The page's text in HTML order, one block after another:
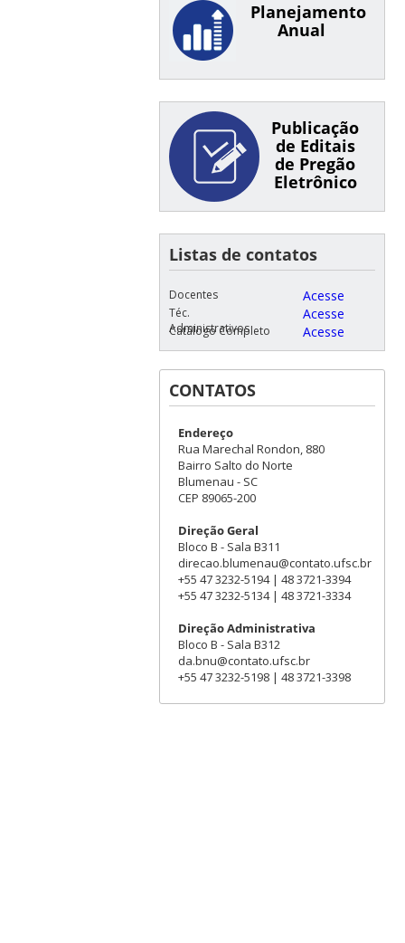
Planejamento
Anual
Publicação
de Editais
de Pregão
Eletrônico
Listas de contatos
Docentes Acesse
Téc.
Administrativos
Acesse
Catálogo Completo Acesse
CONTATOS
Endereço
Rua Marechal Rondon, 880
Bairro Salto do Norte
Blumenau - SC
CEP 89065-200
Direção Geral
Bloco B - Sala B311
direcao.blumenau@contato.ufsc.br
+55 47 3232-5194 | 48 3721-3394
+55 47 3232-5134 | 48 3721-3334
Direção Administrativa
Bloco B - Sala B312
da.bnu@contato.ufsc.br
+55 47 3232-5198 | 48 3721-3398